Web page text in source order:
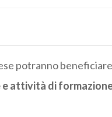
potranno
e attività di